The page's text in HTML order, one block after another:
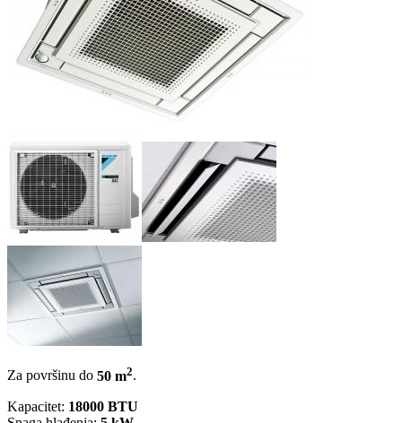
Za površinu do 50 m2.
Kapacitet: 18000 BTU